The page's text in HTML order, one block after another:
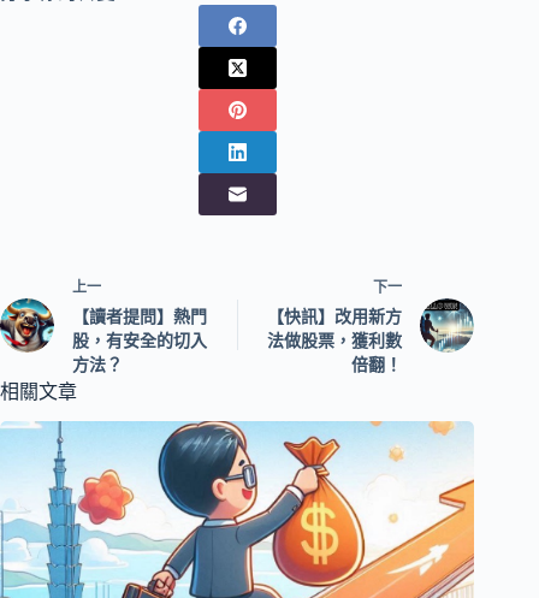
上一
【讀者提問】熱門
股，有安全的切入
方法？
下一
【快訊】改用新方
法做股票，獲利數
倍翻！
相關文章